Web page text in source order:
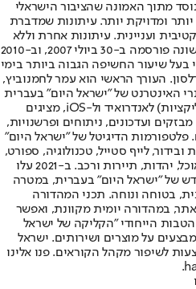
מתוך האמונה שהציבור הישראלי
יותר ומדויקת יותר. עיתונות שמדברת
ועניינית. עיתונות אחרת וללא
תשלום. המהדורה המודפסת הראשונה פורסמה ב-30 ביולי 2007, וב-2010
בעל שיעור החשיפה הגבוה ביותר בימי
העורך הראשי הוא עמר לחמנוביץ,
האינטרנט של "ישראל היום" בעברית
ובאנגלית, כמו כן היישומונים (אפליקציות) לאנדרואיד ול-iOS, מציגים
ועדכונים, ניתוחים ופרשנויות,
פלטפורמות הדיגיטל של "ישראל היום"
לייף סטייל, טכנולוגיה, ספורט,
כלכלה וצרכנות, בריאות, חיילים, אוכל, יהדות, תיירות ורכב. ב-2021 עלו
של "ישראל היום" בעברית, במטרה
בטוחה ונוחה. תכני המהדורה
במהדורה יומית מקוונת, ואפשר
הייחודי "הקליקה של ישראל
על מוצרים ושירותים. ישראל
לשיפור מקהל הקוראים. פנו אלינו